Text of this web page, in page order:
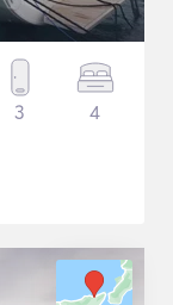
3 4